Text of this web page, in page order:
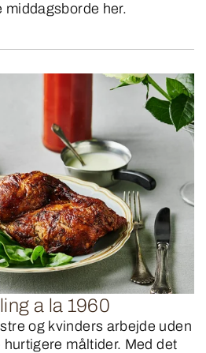
middagsborde her.
a la 1960
og kvinders arbejde uden
måltider. Med det